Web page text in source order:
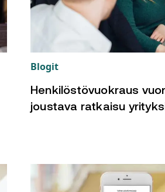
Blogit
Henkilöstövuokraus
joustava ratkaisu